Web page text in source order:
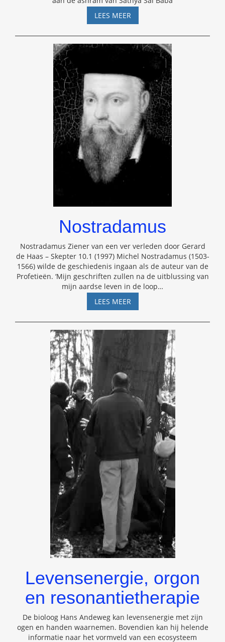
LEES MEERSAI
BABA
–
REISVERSLAG
PROF.
VROON
Nostradamus
Nostradamus Ziener van een ver verleden door Gerard
de Haas – Skepter 10.1 (1997) Michel Nostradamus (1503-
1566) wilde de geschiedenis ingaan als de auteur van de
Profetieën. ‘Mijn geschriften zullen na de uitblussing van
mijn aardse leven in de loop…
LEES MEERNOSTRADAMUS
Levensenergie, orgon
en resonantietherapie
De bioloog Hans Andeweg kan levensenergie met zijn
ogen en handen waarnemen. Bovendien kan hij helende
informatie naar het vormveld van een ecosysteem